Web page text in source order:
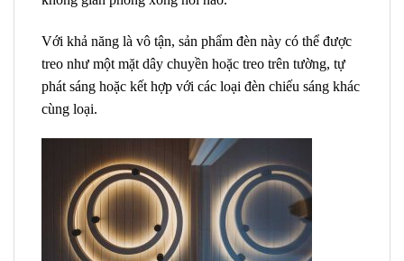
Với khả năng là vô tận, sản phẩm đèn này có thể được
treo như một mặt dây chuyền hoặc treo trên tường, tự
phát sáng hoặc kết hợp với các loại đèn chiếu sáng khác
cùng loại.